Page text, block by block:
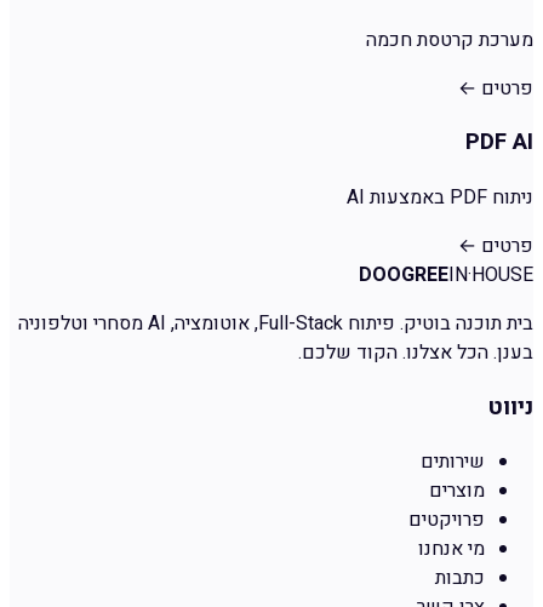
מערכת קרטסת חכמה
פרטים ←
PDF AI
ניתוח PDF באמצעות AI
פרטים ←
DOOGREEIN·HOUSE
בית תוכנה בוטיק. פיתוח Full-Stack, אוטומציה, AI מסחרי וטלפוניה
בענן. הכל אצלנו. הקוד שלכם.
ניווט
שירותים
מוצרים
פרויקטים
מי אנחנו
כתבות